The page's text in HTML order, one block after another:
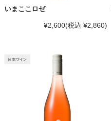
いまここロゼ
¥2,600(税込 ¥2,860)